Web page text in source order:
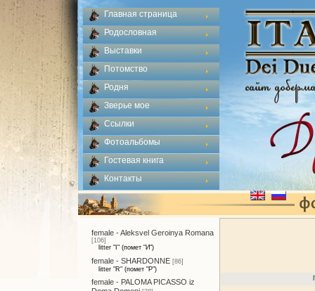
Главная страница
Родословная
Выставки
Потомство
Родня
Зверье мое
Ссылки
Фотоальбомы
Гостевая книга
Контакты
female - Aleksvel Geroinya Romana
[106]
litter "I" (помет "И")
female - SHARDONNE [86]
litter "R" (помет "Р")
female - PALOMA PICASSO iz